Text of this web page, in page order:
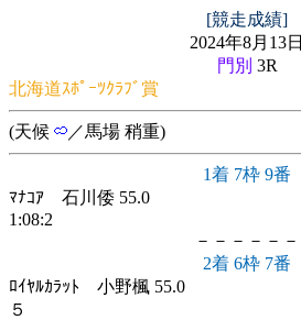
[競走成績]
2024年8月13日
門別 3R
北海道ｽﾎﾟｰﾂｸﾗﾌﾞ賞
(天候 ／馬場 稍重)
1着 7枠 9番
ﾏﾅｺｱ 石川倭 55.0
1:08:2
－－－－－－
2着 6枠 7番
ﾛｲﾔﾙｶﾗｯﾄ 小野楓 55.0
５